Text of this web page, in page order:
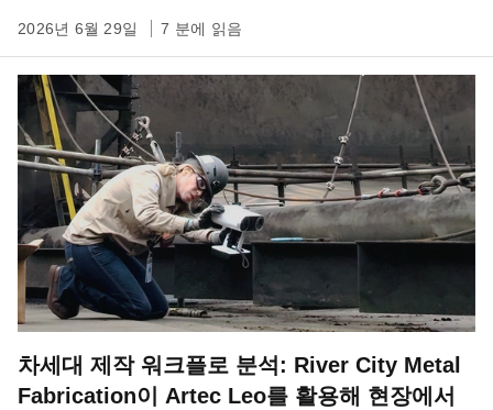
2026년 6월 29일 7 분에 읽음
차세대 제작 워크플로 분석: River City Metal
Fabrication이 Artec Leo를 활용해 현장에서